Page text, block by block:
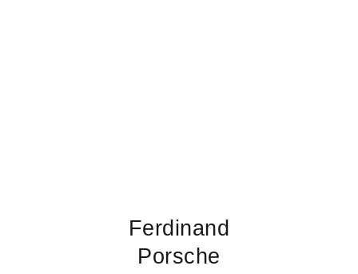
Ferdinand
Porsche